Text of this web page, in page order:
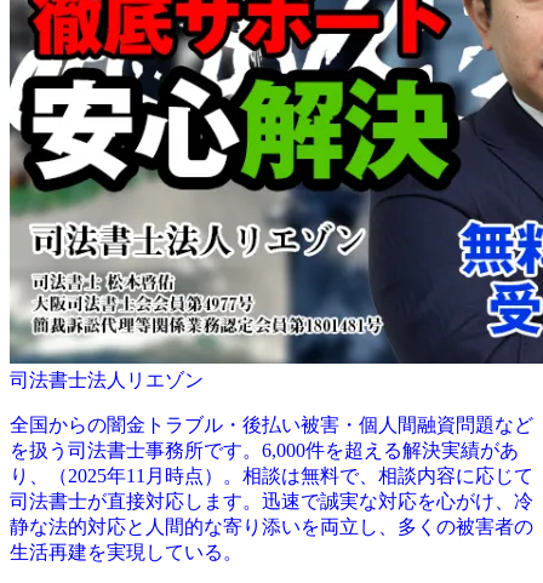
司法書士法人リエゾン
全国からの闇金トラブル・後払い被害・個人間融資問題など
を扱う司法書士事務所です。6,000件を超える解決実績があ
り、（2025年11月時点）。相談は無料で、相談内容に応じて
司法書士が直接対応します。迅速で誠実な対応を心がけ、冷
静な法的対応と人間的な寄り添いを両立し、多くの被害者の
生活再建を実現している。